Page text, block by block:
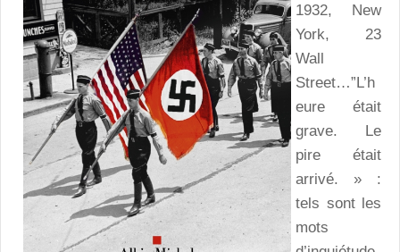
1932, New
York, 23
Wall
Street…”L’h
eure était
grave. Le
pire était
arrivé. » :
tels sont les
mots